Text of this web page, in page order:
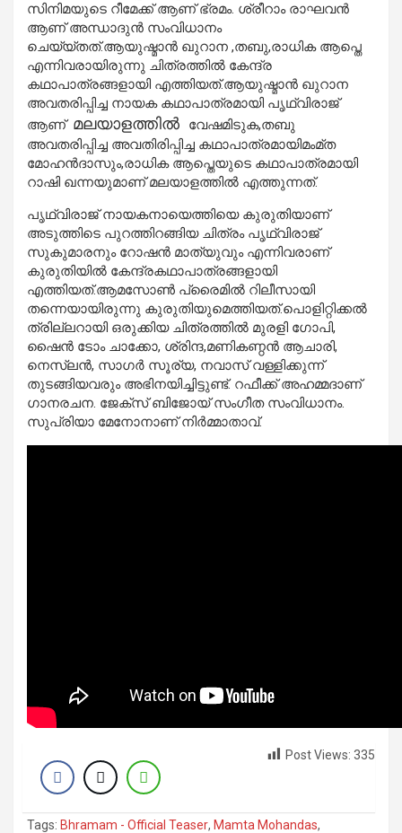
സിനിമയുടെ റീമേക്ക് ആണ് ഭ്രമം. ശ്രീറാം രാഘവന്‍
ആണ് അന്ധാദുന്‍ സംവിധാനം
ചെയ്യ്തത്.ആയുഷ്മാന്‍ ഖുറാന ,തബു,രാധിക ആപ്തെ
എന്നിവരായിരുന്നു ചിത്രത്തില്‍ കേന്ദ്ര
കഥാപാത്രങ്ങളായി എത്തിയത്.ആയുഷ്മാന്‍ ഖുറാന
അവതരിപ്പിച്ച നായക കഥാപാത്രമായി പൃഥ്വിരാജ്
ആണ് മലയാളത്തില്‍
വേഷമിടുക,തബു
അവതരിപ്പിച്ച അവതിരിപ്പിച്ച കഥാപാത്രമായിമംമ്ത
മോഹന്‍ദാസും,രാധിക ആപ്തെയുടെ കഥാപാത്രമായി
റാഷി ഖന്നയുമാണ് മലയാളത്തില്‍ എത്തുന്നത്.
പൃഥ്വിരാജ് നായകനായെത്തിയെ കുരുതിയാണ്
അടുത്തിടെ പുറത്തിറങ്ങിയ ചിത്രം പൃഥ്വിരാജ്
സുകുമാരനും റോഷന്‍ മാത്യുവും എന്നിവരാണ്
കുരുതിയില്‍ കേന്ദ്രകഥാപാത്രങ്ങളായി
എത്തിയത്.ആമസോണ്‍ പ്രൈമില്‍ റിലീസായി
തന്നെയായിരുന്നു കുരുതിയുമെത്തിയത്.പൊളിറ്റിക്കല്‍
ത്രില്ലറായി ഒരുക്കിയ ചിത്രത്തില്‍ മുരളി ഗോപി,
ഷൈന്‍ ടോം ചാക്കോ, ശ്രിന്ദ,മണികണ്ഠന്‍ ആചാരി,
നെസ്ലന്‍, സാഗര്‍ സൂര്യ, നവാസ് വള്ളിക്കുന്ന്
തുടങ്ങിയവരും അഭിനയിച്ചിട്ടുണ്ട്. റഫീക്ക് അഹമ്മദാണ്
ഗാനരചന. ജേക്സ് ബിജോയ് സംഗീത സംവിധാനം.
സുപ്രിയാ മേനോനാണ് നിര്‍മ്മാതാവ്.
Post Views: 335
Tags: Bhramam - Official Teaser, Mamta Mohandas,